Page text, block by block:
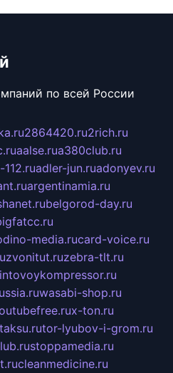
по всей России
2864420.ru2rich.ru
aalse.rua380club.ru
adler-jun.ruadonyev.ru
argentinamia.ru
belgorod-day.ru
media.rucard-voice.ru
zvonitut.ruzebra-tlt.ru
wasabi-shop.ru
x-ton.ru
taksu.rutor-lyubov-i-grom.ru
stoppamedia.ru
cleanmedicine.ru